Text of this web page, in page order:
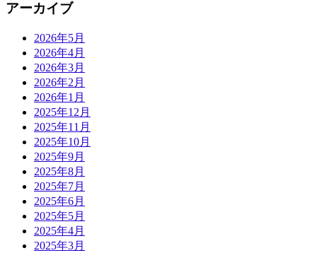
アーカイブ
2026年5月
2026年4月
2026年3月
2026年2月
2026年1月
2025年12月
2025年11月
2025年10月
2025年9月
2025年8月
2025年7月
2025年6月
2025年5月
2025年4月
2025年3月